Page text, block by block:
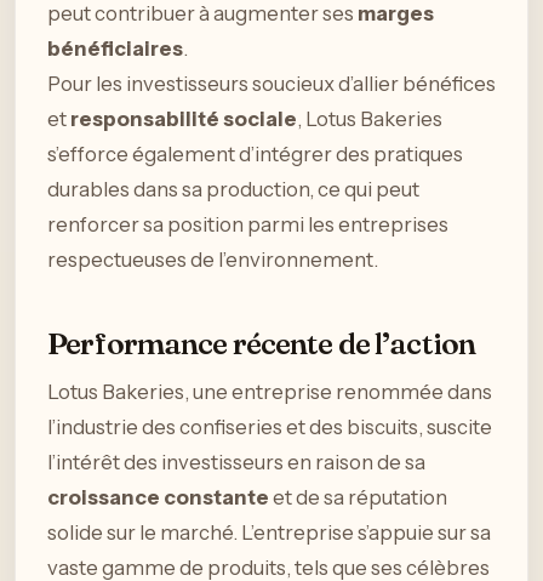
peut contribuer à augmenter ses marges
bénéficiaires.
Pour les investisseurs soucieux d’allier bénéfices
et responsabilité sociale, Lotus Bakeries
s’efforce également d’intégrer des pratiques
durables dans sa production, ce qui peut
renforcer sa position parmi les entreprises
respectueuses de l’environnement.
Performance récente de l’action
Lotus Bakeries, une entreprise renommée dans
l’industrie des confiseries et des biscuits, suscite
l’intérêt des investisseurs en raison de sa
croissance constante et de sa réputation
solide sur le marché. L’entreprise s’appuie sur sa
vaste gamme de produits, tels que ses célèbres